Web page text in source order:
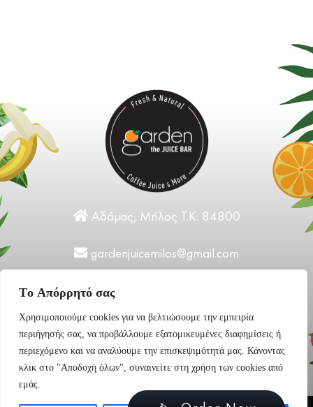
Tο Aπόρρητό σας
Χρησιμοποιούμε cookies για να βελτιώσουμε την εμπειρία
περιήγησής σας, να προβάλλουμε εξατομικευμένες διαφημίσεις ή
περιεχόμενο και να αναλύουμε την επισκεψιμότητά μας. Κάνοντας
κλικ στο "Αποδοχή όλων", συναινείτε στη χρήση των cookies από
εμάς.
Αδάμας, Μήλος Τ.Κ. 84800
gardenjuicemilos@gmail.com
+30 22870 31124